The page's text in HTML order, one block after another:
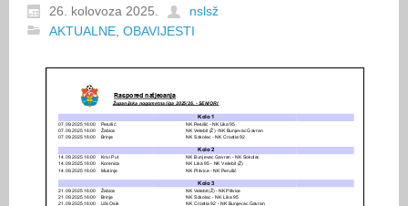
26. kolovoza 2025.
nslsž
AKTUALNE OBAVIJESTI